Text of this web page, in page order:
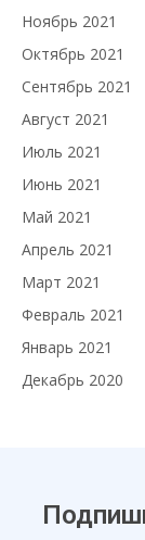
Ноябрь 2021
Октябрь 2021
Сентябрь 2021
Август 2021
Июль 2021
Июнь 2021
Май 2021
Апрель 2021
Март 2021
Февраль 2021
Январь 2021
Декабрь 2020